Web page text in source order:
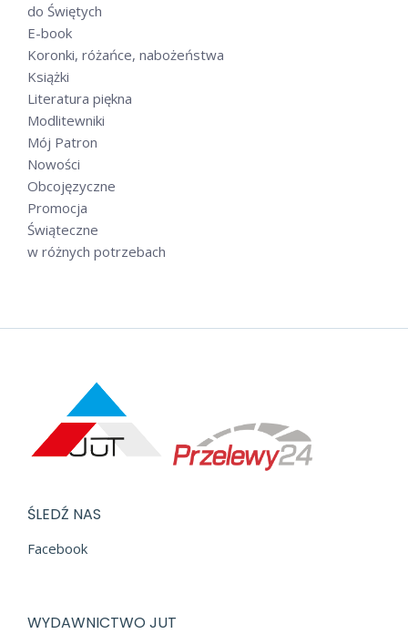
do Świętych
E-book
Koronki, różańce, nabożeństwa
Książki
Literatura piękna
Modlitewniki
Mój Patron
Nowości
Obcojęzyczne
Promocja
Świąteczne
w różnych potrzebach
ŚLEDŹ NAS
Facebook
WYDAWNICTWO JUT